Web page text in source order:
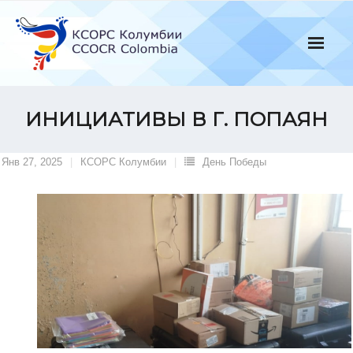
content
ИНИЦИАТИВЫ В Г. ПОПАЯН
Янв 27, 2025 КСОРС Колумбии День Победы